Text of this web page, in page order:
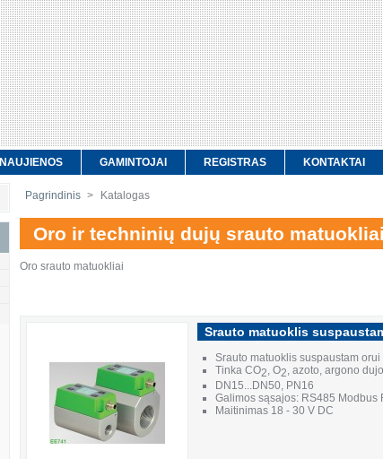
NAUJIENOS GAMINTOJAI REGISTRAS KONTAKTAI
Pagrindinis > Katalogas
Oro ir techninių dujų srauto
Oro srauto matuokliai
Srauto matuoklis
Srauto matuoklis suspaustam
Tinka CO2, O2, azoto, argono
DN15...DN50, PN16
Galimos sąsajos: RS485 Modbus
Maitinimas 18 - 30 V DC